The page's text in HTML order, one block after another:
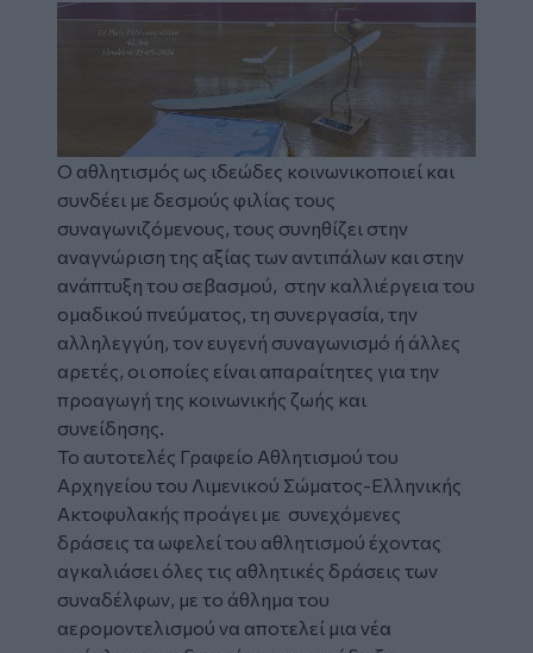
Ο αθλητισμός ως ιδεώδες κοινωνικοποιεί και
συνδέει με δεσμούς φιλίας τους
συναγωνιζόμενους, τους συνηθίζει στην
αναγνώριση της αξίας των αντιπάλων και στην
ανάπτυξη του σεβασμού, στην καλλιέργεια του
ομαδικού πνεύματος, τη συνεργασία, την
αλληλεγγύη, τον ευγενή συναγωνισμό ή άλλες
αρετές, οι οποίες είναι απαραίτητες για την
προαγωγή της κοινωνικής ζωής και
συνείδησης.
Το αυτοτελές Γραφείο Αθλητισμού του
Αρχηγείου του Λιμενικού Σώματος-Ελληνικής
Ακτοφυλακής προάγει με συνεχόμενες
δράσεις τα ωφελεί του αθλητισμού έχοντας
αγκαλιάσει όλες τις αθλητικές δράσεις των
συναδέλφων, με το άθλημα του
αερομοντελισμού να αποτελεί μια νέα